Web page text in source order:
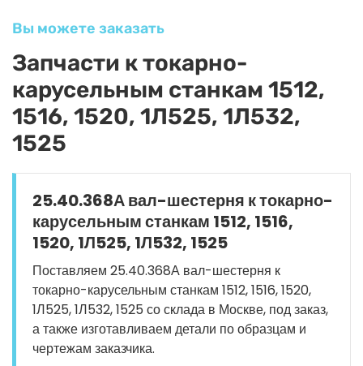
Вы можете заказать
Запчасти к токарно-
карусельным станкам 1512,
1516, 1520, 1Л525, 1Л532,
1525
25.40.368А вал-шестерня к токарно-
карусельным станкам 1512, 1516,
1520, 1Л525, 1Л532, 1525
Поставляем 25.40.368А вал-шестерня к
токарно-карусельным станкам 1512, 1516, 1520,
1Л525, 1Л532, 1525 со склада в Москве, под заказ,
а также изготавливаем детали по образцам и
чертежам заказчика.